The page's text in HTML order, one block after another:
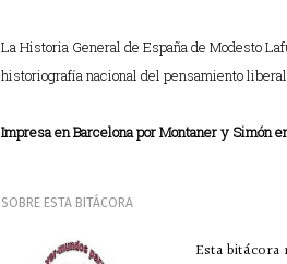
La Historia General de España de Modesto
historiografía nacional del pensamiento
Impresa en Barcelona por Montaner y Simón
SOBRE ESTA BITÁCORA
Esta